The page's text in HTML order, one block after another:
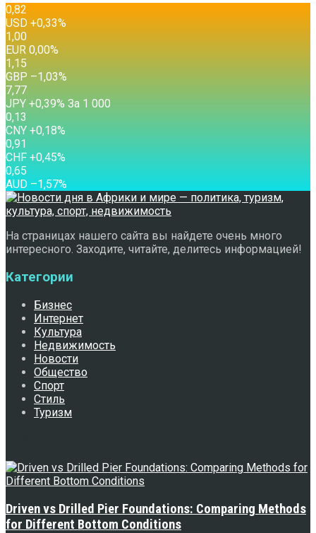
0,82
USD +0,33%
1,00
EUR 0,00%
1,15
GBP –1,03%
7,77
JPY +0,39% За 1 000
0,13
CNY +0,18%
0,91
CHF +0,45%
0,65
AUD –1,57%
На страницах нашего сайта вы найдете очень много
интересного. Заходите, читайте, делитесь информацией!
Категории
Бизнес
Интернет
Культура
Недвижимость
Новости
Общество
Спорт
Стиль
Туризм
Driven vs Drilled Pier Foundations: Comparing Methods
for Different Bottom Conditions